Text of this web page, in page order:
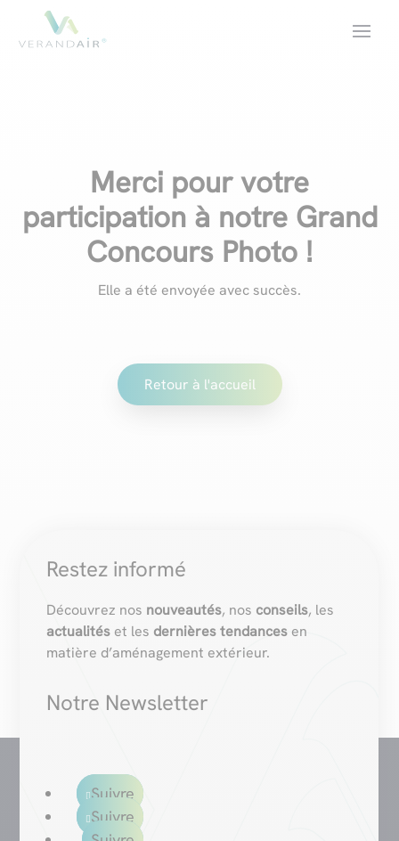
Merci pour votre
participation à notre Grand
Concours Photo !
Elle a été envoyée avec succès.
Retour à l'accueil
Restez informé
Découvrez nos nouveautés, nos conseils, les
actualités et les dernières tendances en
matière d’aménagement extérieur.
Notre Newsletter
Suivre
Suivre